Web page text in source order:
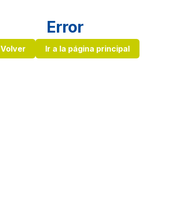
Error
Volver Ir a la página principal